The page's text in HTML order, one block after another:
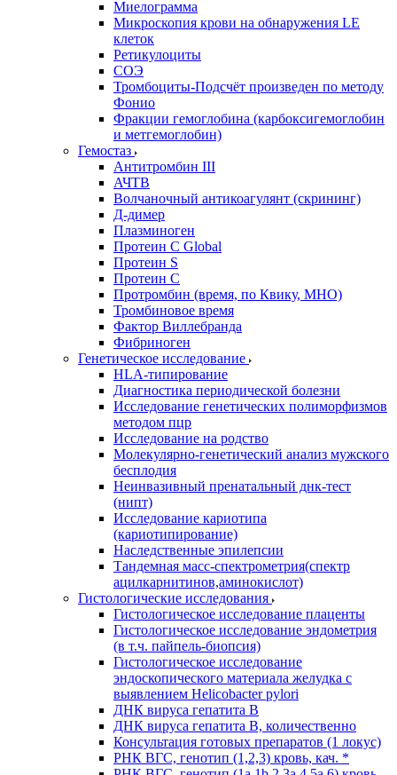
Миелограмма
Микроскопия крови на обнаружения LE
клеток
Ретикулоциты
СОЭ
Тромбоциты-Подсчёт произведен по методу
Фонио
Фракции гемоглобина (карбоксигемоглобин
и метгемоглобин)
Гемостаз
Антитромбин III
АЧТВ
Волчаночный антикоагулянт (скрининг)
Д-димер
Плазминоген
Протеин C Global
Протеин S
Протеин С
Протромбин (время, по Квику, МНО)
Тромбиновое время
Фактор Виллебранда
Фибриноген
Генетическое исследование
HLA-типирование
Диагностика периодической болезни
Исследование генетических полиморфизмов
методом пцр
Исследование на родство
Молекулярно-генетический анализ мужского
бесплодия
Неинвазивный пренатальный днк-тест
(нипт)
Исследование кариотипа
(кариотипирование)
Наследственные эпилепсии
Тандемная масс-спектрометрия(спектр
ацилкарнитинов,аминокислот)
Гистологические исследования
Гистологическое исследование плаценты
Гистологическое исследование эндометрия
(в т.ч. пайпель-биопсия)
Гистологическое исследование
эндоскопического материала желудка с
выявлением Helicobacter pylori
ДНК вируса гепатита B
ДНК вируса гепатита B, количественно
Консультация готовых препаратов (1 локус)
РНК ВГC, генотип (1,2,3) кровь, кач. *